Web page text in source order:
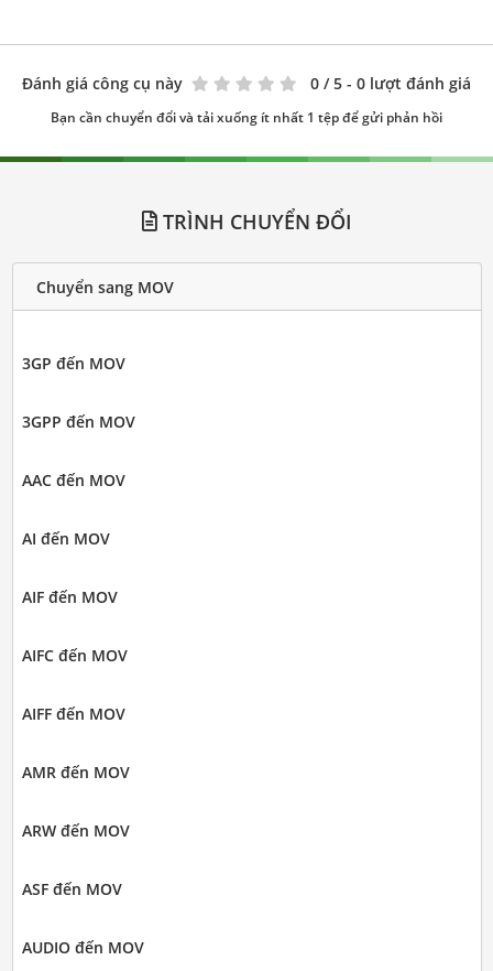
Đánh giá công cụ này 0 / 5 - 0 lượt đánh giá
Bạn cần chuyển đổi và tải xuống ít nhất 1 tệp để gửi phản hồi
TRÌNH CHUYỂN ĐỔI
Chuyển sang MOV
3GP đến MOV
3GPP đến MOV
AAC đến MOV
AI đến MOV
AIF đến MOV
AIFC đến MOV
AIFF đến MOV
AMR đến MOV
ARW đến MOV
ASF đến MOV
AUDIO đến MOV